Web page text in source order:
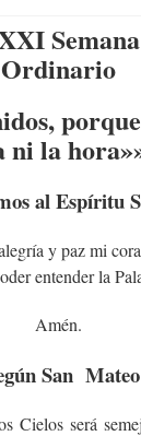
Ordinario
ni la
al Espíritu
y paz mi
entender la
Amén.
San
Cielos será